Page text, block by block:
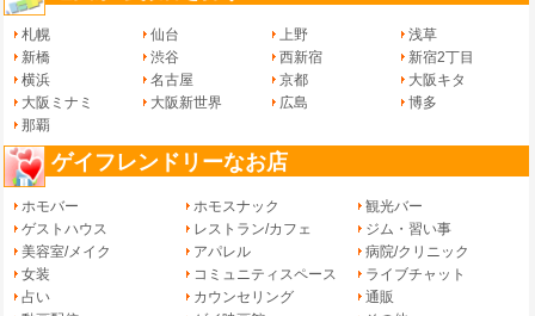
札幌 仙台 上野
浅草
新橋
渋谷 西新宿
新宿2丁目
横浜
名古屋 京都
大阪キタ
大阪ミナミ
大阪新世界 広島
博多
那覇
ゲイフレンドリーなお店
ホモバー ホモスナック
観光バー
ゲストハウス
レストラン/カフェ
ジム・習い事
美容室/メイク
アパレル
病院/クリニック
女装
コミュニティスペース
ライブチャット
占い
カウンセリング
通販